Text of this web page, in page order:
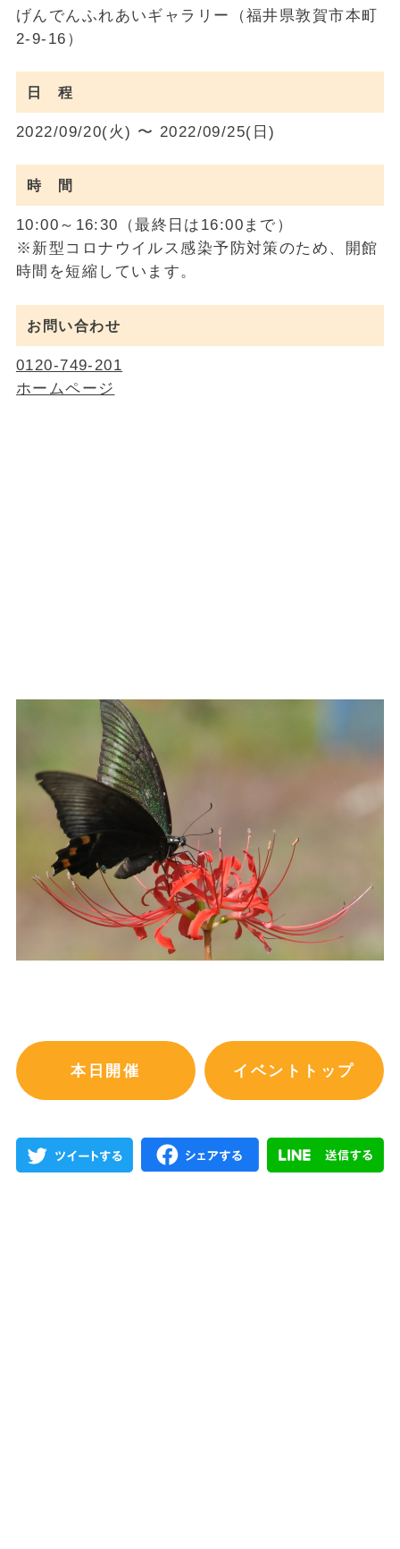
げんでんふれあいギャラリー（福井県敦賀市本町
2-9-16）
日 程
2022/09/20(火) 〜 2022/09/25(日)
時 間
10:00～16:30（最終日は16:00まで）
※新型コロナウイルス感染予防対策のため、開館
時間を短縮しています。
お問い合わせ
0120-749-201
ホームページ
本日開催 イベントトップ